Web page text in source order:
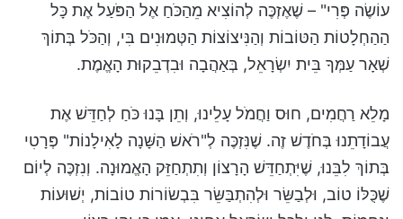
עוֹשֶׂה פְּרִי" – שֶׁאֶזְכֶּה לְהוֹצִיא מֵהַכֹּחַ אֶל הַפֹּעַל אֶת כָּל
הַהַחְלָטוֹת הַטּוֹבוֹת וְהַנִּיצוֹצוֹת הַטְּמוּנִים בִּי, וְהַכֹּל בְּתוֹךְ
שְׁאָר עַמְּךָ בֵּית יִשְׂרָאֵל, בְּאַהֲבָה וּבִדְבֵקוּת הָאֱמֶת.
מָלֵא רַחֲמִים, חוּס וַחֲמֹל עָלֵינוּ, וְתֵן בָּנוּ כֹּחַ לְחַדֵּשׁ אֶת
עֲבוֹדָתֵנוּ בְּחֹדֶשׁ זֶה. שֶׁנִּזְכֶּה לְ"רֹאשׁ הַשָּׁנָה לָאִילָנוֹת" פְּרָטִי
בְּתוֹךְ לִבֵּנוּ, שֶׁיִּתְחַדֵּשׁ הָרָצוֹן וְתִתְחַזֵּק הָאֱמוּנָה. וְנִזְכֶּה לְיוֹם
שֶׁכֻּלּוֹ טוֹב, וּלְבַשֵּׂר וּלְהִתְבַּשֵּׂר בִּבְשׂוֹרוֹת טוֹבוֹת, יְשׁוּעוֹת